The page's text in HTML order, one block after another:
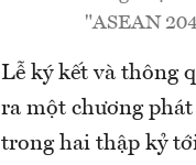
"ASEAN
Lễ ký kết và thông
ra một chương
trong hai thập kỷ